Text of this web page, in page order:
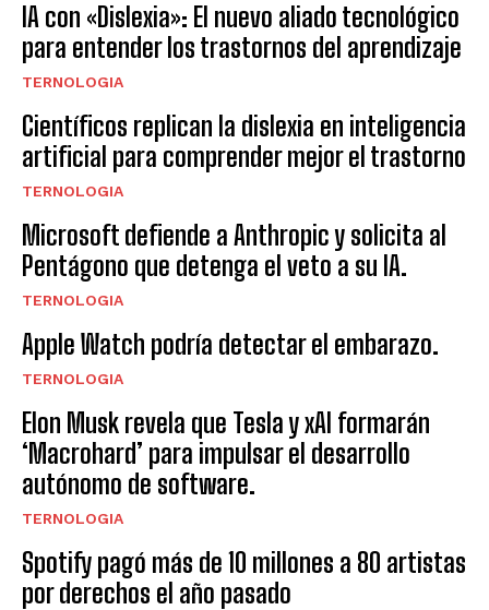
IA con «Dislexia»: El nuevo aliado tecnológico
para entender los trastornos del aprendizaje
TERNOLOGIA
Científicos replican la dislexia en inteligencia
artificial para comprender mejor el trastorno
TERNOLOGIA
Microsoft defiende a Anthropic y solicita al
Pentágono que detenga el veto a su IA.
TERNOLOGIA
Apple Watch podría detectar el embarazo.
TERNOLOGIA
Elon Musk revela que Tesla y xAI formarán
‘Macrohard’ para impulsar el desarrollo
autónomo de software.
TERNOLOGIA
Spotify pagó más de 10 millones a 80 artistas
por derechos el año pasado